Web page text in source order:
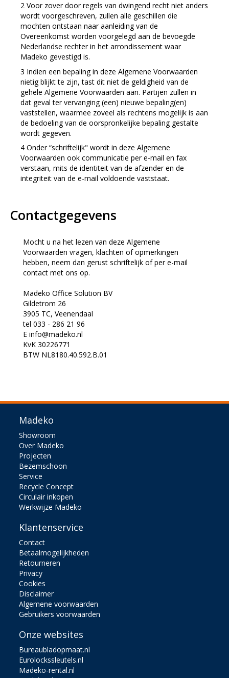
Voor zover door regels van dwingend recht niet anders
wordt voorgeschreven, zullen alle geschillen die
mochten ontstaan naar aanleiding van de
Overeenkomst worden voorgelegd aan de bevoegde
Nederlandse rechter in het arrondissement waar
Madeko gevestigd is.
Indien een bepaling in deze Algemene Voorwaarden
nietig blijkt te zijn, tast dit niet de geldigheid van de
gehele Algemene Voorwaarden aan. Partijen zullen in
dat geval ter vervanging (een) nieuwe bepaling(en)
vaststellen, waarmee zoveel als rechtens mogelijk is aan
de bedoeling van de oorspronkelijke bepaling gestalte
wordt gegeven.
Onder “schriftelijk" wordt in deze Algemene
Voorwaarden ook communicatie per e-mail en fax
verstaan, mits de identiteit van de afzender en de
integriteit van de e-mail voldoende vaststaat.
Contactgegevens
Mocht u na het lezen van deze Algemene
Voorwaarden vragen, klachten of opmerkingen
hebben, neem dan gerust schriftelijk of per e-mail
contact met ons op.
Madeko Office Solution BV
Gildetrom 26
3905 TC, Veenendaal
tel 033 - 286 21 96
E info@madeko.nl
KvK 30226771
BTW NL8180.40.592.B.01
Madeko
Showroom
Over Madeko
Projecten
Bezemschoon
Service
Recycle Concept
Circulair inkopen
Werkwijze Madeko
Klantenservice
Contact
Betaalmogelijkheden
Retourneren
Privacy
Cookies
Disclaimer
Algemene voorwaarden
Gebruikers voorwaarden
Onze websites
Bureaubladopmaat.nl
Eurolockssleutels.nl
Madeko-rental.nl